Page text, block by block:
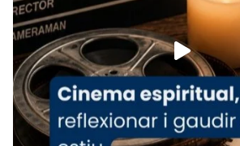
Foto
View on Facebook · Share
Arquebisbat de Barcelona
2 weeks ago
«Avui les santes Juliana i